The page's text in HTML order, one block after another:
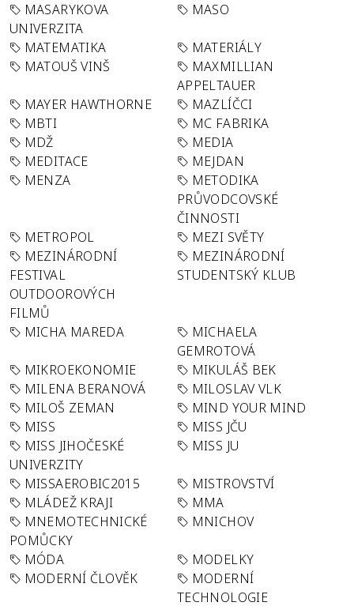
MASARYKOVA
UNIVERZITA
MASO
MATEMATIKA
MATERIÁLY
MATOUŠ VINŠ
MAXMILLIAN
APPELTAUER
MAYER HAWTHORNE
MAZLÍČCI
MBTI
MC FABRIKA
MDŽ
MEDIA
MEDITACE
MEJDAN
MENZA
METODIKA
PRŮVODCOVSKÉ
ČINNOSTI
METROPOL
MEZI SVĚTY
MEZINÁRODNÍ
FESTIVAL
OUTDOOROVÝCH
FILMŮ
MEZINÁRODNÍ
STUDENTSKÝ KLUB
MICHA MAREDA
MICHAELA
GEMROTOVÁ
MIKROEKONOMIE
MIKULÁŠ BEK
MILENA BERANOVÁ
MILOSLAV VLK
MILOŠ ZEMAN
MIND YOUR MIND
MISS
MISS JČU
MISS JIHOČESKÉ
UNIVERZITY
MISS JU
MISSAEROBIC2015
MISTROVSTVÍ
MLÁDEŽ KRAJI
MMA
MNEMOTECHNICKÉ
POMŮCKY
MNICHOV
MÓDA
MODELKY
MODERNÍ ČLOVĚK
MODERNÍ
TECHNOLOGIE